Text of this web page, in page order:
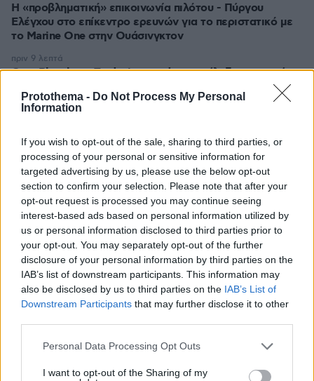
Protothema - Do Not Process My Personal
Information
If you wish to opt-out of the sale, sharing to third parties, or
processing of your personal or sensitive information for
targeted advertising by us, please use the below opt-out
section to confirm your selection. Please note that after your
opt-out request is processed you may continue seeing
interest-based ads based on personal information utilized by
us or personal information disclosed to third parties prior to
your opt-out. You may separately opt-out of the further
disclosure of your personal information by third parties on the
IAB’s list of downstream participants. This information may
also be disclosed by us to third parties on the IAB’s List of
Downstream Participants that may further disclose it to other
Please note that this website/app uses one or more Google
not limited to your visit or usage behaviour. You may click to
Personal Data Processing Opt Outs
I want to opt-out of the Sharing of my
Η «προβληματική» επικοινωνία πιλότου - Πύργου
Ελέγχου στο επίκεντρο ερευνών για το περιστατικό με
το Marine One στην Ουάσινγκτον
Cate Blanchett: Το denim trend που επέλεξε για τη νέα
πριν 9 λεπτά
σημαίνει «κατάλυση»
πριν 9 λεπτά
ΗΠΑ: Εθισμένοι θεατές webcam αποκάλυψαν κύκλωμα
trafficking εμπνευσμένο από τον Andrew Tate
πριν 9 λεπτά
FDA: Εγκρίθηκε το πρώτο εμβόλιο mRNA κατά της
γρίπης – Ποιοι θα το κάνουν και πόσο αποτελεσματικό
είναι
πριν 13 λεπτά
39χρονη Βρετανίδα στη Σκιάθο ήπιε με την 15χρονη
κόρη της, μέθυσε και προκάλεσε επεισόδιο στο
πριν 15 λεπτά
Αποκαρδιωτικές εικόνες από την παραλία Ημερολιά στη
βόρεια Κέρκυρα: Γέμισε με... ξαπλώστρες ο βυθός,